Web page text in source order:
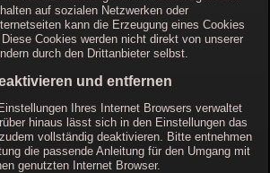
auf sozialen Netzwerken oder
kann die Erzeugung eines Cookies
Cookies werden nicht direkt von unserer
durch den Drittanbieter selbst.
und entfernen
Ihres Internet Browsers verwaltet
hinaus lässt sich in den Einstellungen das
vollständig deaktivieren. Bitte entnehmen
die passende Anleitung für den Umgang mit
genutzten Internet Browser.